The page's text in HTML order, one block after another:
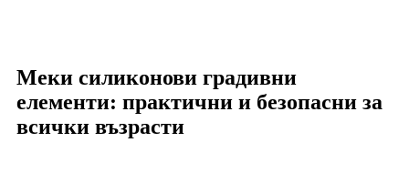
Меки силиконови градивни
елементи: практични и безопасни за
всички възрасти